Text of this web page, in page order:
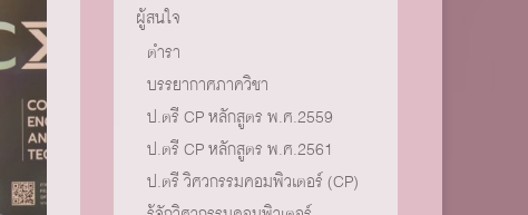
ผู้สนใจ
ตำรา
บรรยากาศภาควิชา
ป.ตรี CP หลักสูตร พ.ศ.2559
ป.ตรี CP หลักสูตร พ.ศ.2561
ป.ตรี วิศวกรรมคอมพิวเตอร์ (CP)